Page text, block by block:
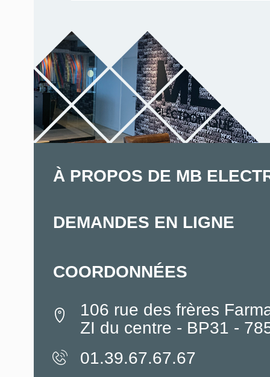
À PROPOS DE MB
DEMANDES EN LIGNE
COORDONNÉES
106 rue des frères
ZI du centre - BP31 -
01.39.67.67.67